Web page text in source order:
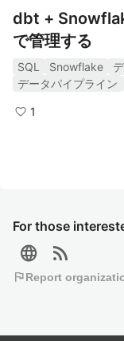
For those
language rss_feed
flagReport
dbt +
で管理する
SQL Snowflake
データパイプライン
1